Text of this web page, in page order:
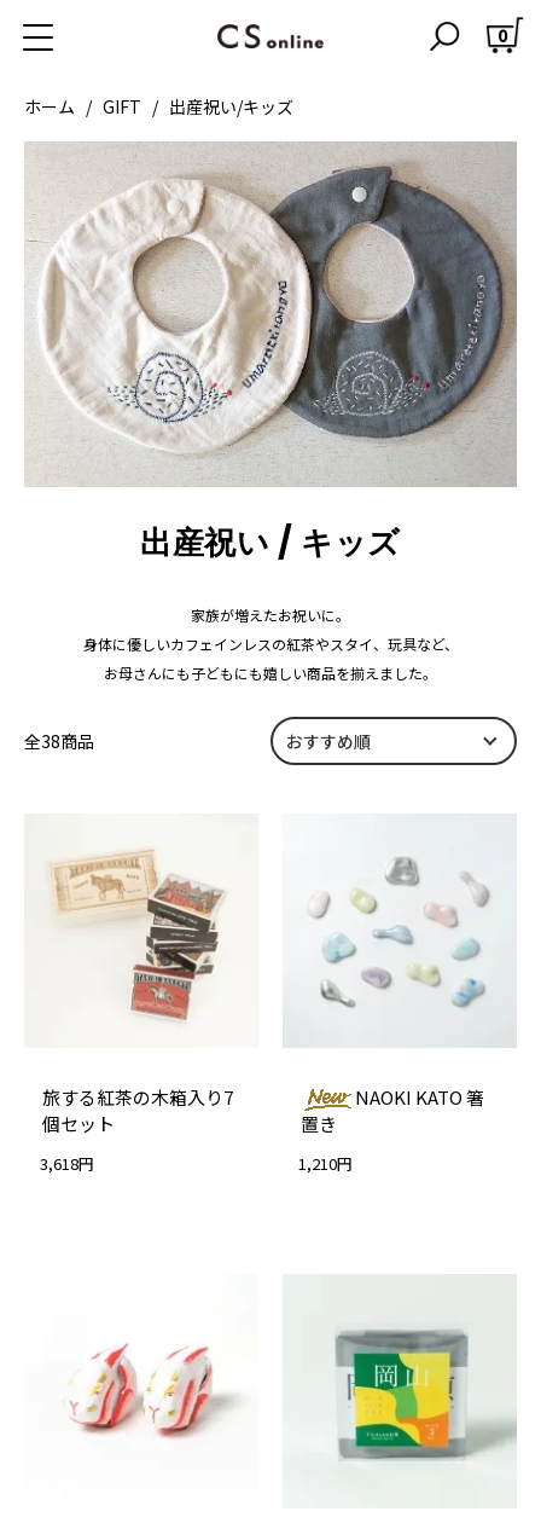
0
ホーム GIFT 出産祝い/キッズ
出産祝い / キッズ
家族が増えたお祝いに。
身体に優しいカフェインレスの紅茶やスタイ、玩具など、
お母さんにも子どもにも嬉しい商品を揃えました。
全38商品
旅する紅茶の木箱入り7
個セット
3,618円
NAOKI KATO 箸
置き
1,210円